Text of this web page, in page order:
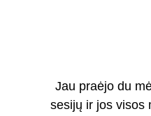
Jau praėjo du
sesijų ir jos visos